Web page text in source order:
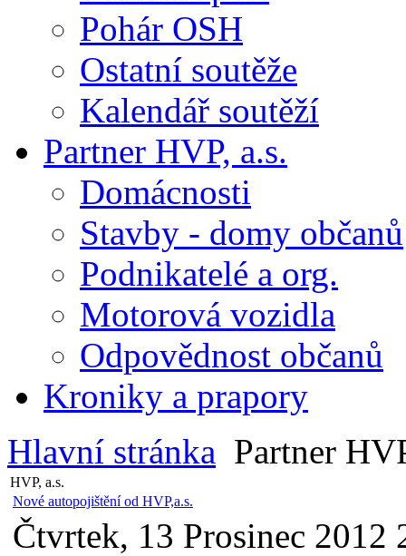
Pohár OSH
Ostatní soutěže
Kalendář soutěží
Partner HVP, a.s.
Domácnosti
Stavby - domy občanů
Podnikatelé a org.
Motorová vozidla
Odpovědnost občanů
Kroniky a prapory
Hlavní stránka Partner
HVP, a.s.
Nové autopojištění od HVP,a.s.
Čtvrtek, 13 Prosinec 2012